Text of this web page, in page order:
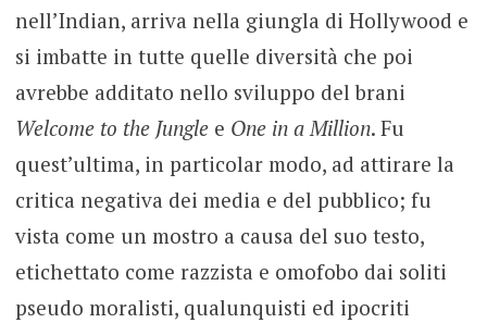
nell’Indian, arriva nella giungla di Hollywood e
si imbatte in tutte quelle diversità che poi
avrebbe additato nello sviluppo del brani
Welcome to the Junglee One in a Million. Fu
quest’ultima, in particolar modo, ad attirare la
critica negativa dei media e del pubblico; fu
vista come un mostro a causa del suo testo,
etichettato come razzista e omofobo dai soliti
pseudo moralisti, qualunquisti ed ipocriti